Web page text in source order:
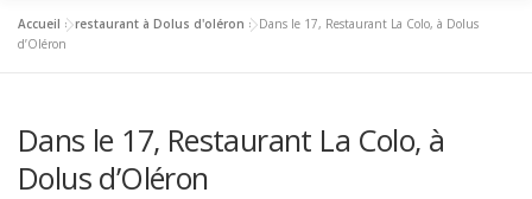
ACCUEIL
DES IMAGES DES SPECTACLES DES OPINIONS
Accueil »restaurant à Dolus d'oléron »Dans le 17, Restaurant La Colo, à Dolus
d’Oléron
Dans le 17, Restaurant La Colo, à
Dolus d’Oléron